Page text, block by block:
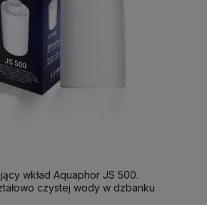
wkład Aquaphor JS 500.
czystej wody w dzbanku